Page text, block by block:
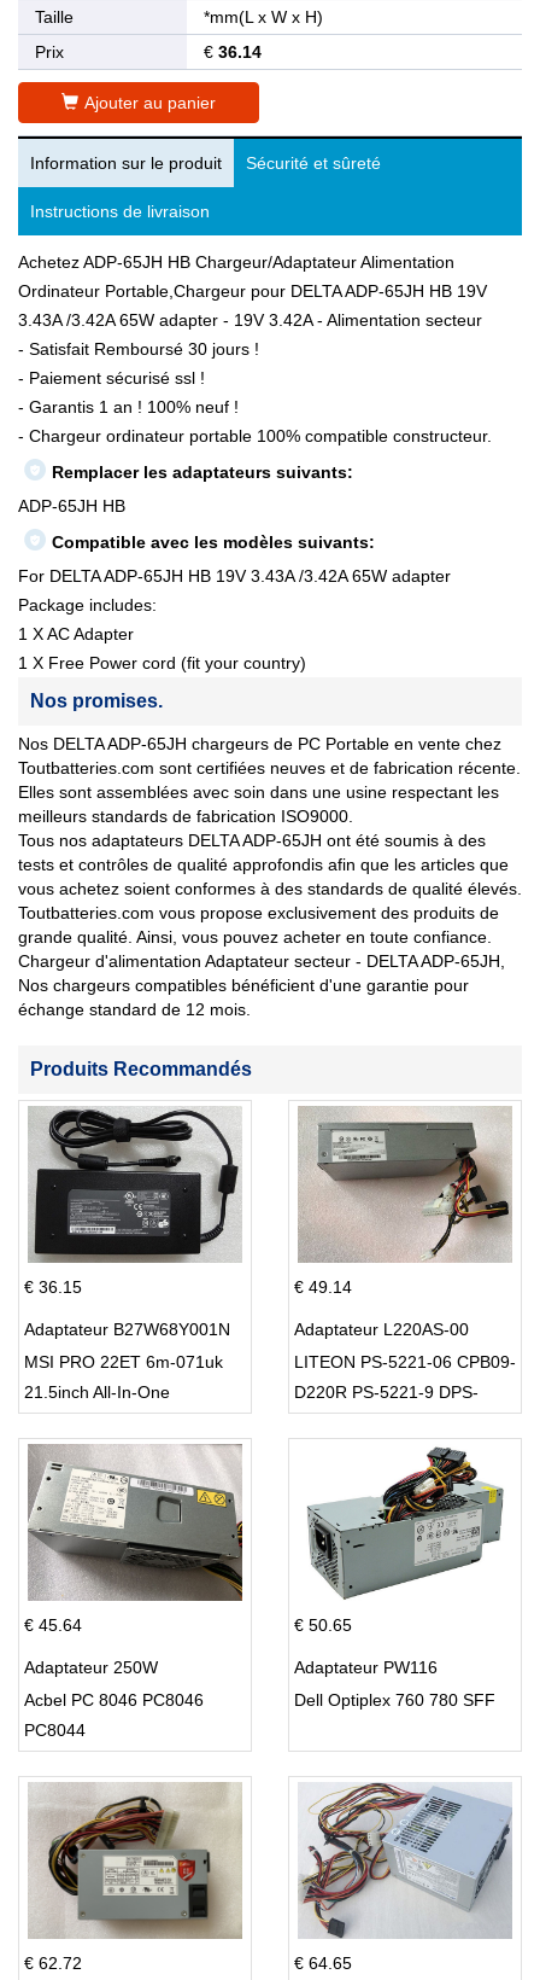
Taille
*mm(L x W x H)
Prix
€ 36.14
Ajouter au panier
Information sur le produit Sécurité et sûreté
Instructions de livraison
Achetez ADP-65JH HB Chargeur/Adaptateur Alimentation
Ordinateur Portable,Chargeur pour DELTA ADP-65JH HB 19V
3.43A /3.42A 65W adapter - 19V 3.42A - Alimentation secteur
- Satisfait Remboursé 30 jours !
- Paiement sécurisé ssl !
- Garantis 1 an ! 100% neuf !
- Chargeur ordinateur portable 100% compatible constructeur.
Remplacer les adaptateurs suivants:
ADP-65JH HB
Compatible avec les modèles suivants:
For DELTA ADP-65JH HB 19V 3.43A /3.42A 65W adapter
Package includes:
1 X AC Adapter
1 X Free Power cord (fit your country)
Nos promises.
Nos DELTA ADP-65JH chargeurs de PC Portable en vente chez
Toutbatteries.com sont certifiées neuves et de fabrication récente.
Elles sont assemblées avec soin dans une usine respectant les
meilleurs standards de fabrication ISO9000.
Tous nos adaptateurs DELTA ADP-65JH ont été soumis à des
tests et contrôles de qualité approfondis afin que les articles que
vous achetez soient conformes à des standards de qualité élevés.
Toutbatteries.com vous propose exclusivement des produits de
grande qualité. Ainsi, vous pouvez acheter en toute confiance.
Chargeur d'alimentation Adaptateur secteur - DELTA ADP-65JH,
Nos chargeurs compatibles bénéficient d'une garantie pour
échange standard de 12 mois.
Produits Recommandés
€ 36.15
Adaptateur B27W68Y001N
MSI PRO 22ET 6m-071uk
21.5inch All-In-One
€ 49.14
Adaptateur L220AS-00
LITEON PS-5221-06 CPB09-
D220R PS-5221-9 DPS-
€ 45.64
Adaptateur 250W
Acbel PC 8046 PC8046
PC8044
€ 50.65
Adaptateur PW116
Dell Optiplex 760 780 SFF
€ 62.72 € 64.65